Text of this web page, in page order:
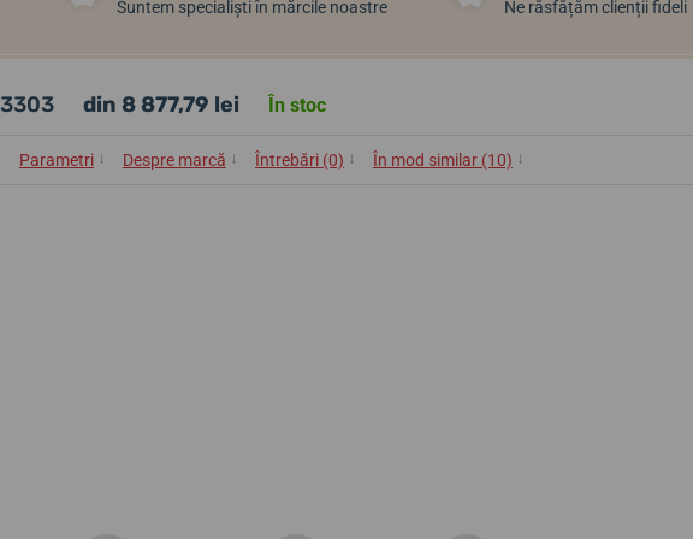
Suntem specialiști în mărcile noastre Ne răsfățăm clienții fideli
din 8 877,79 lei În stoc
Parametri ↓ Despre marcă ↓ Întrebări (0) ↓ În mod similar (10) ↓